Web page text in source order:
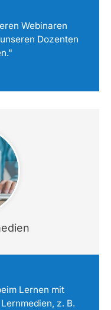
Webinaren
Dozenten
Lernen mit
z. B.